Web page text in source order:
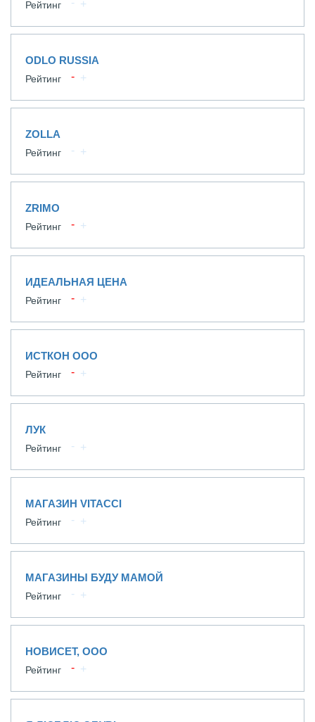
Рейтинг
ODLO RUSSIA
Рейтинг
ZOLLA
Рейтинг
ZRIMO
Рейтинг
ИДЕАЛЬНАЯ ЦЕНА
Рейтинг
ИСТКОН ООО
Рейтинг
ЛУК
Рейтинг
МАГАЗИН VITACCI
Рейтинг
МАГАЗИНЫ БУДУ МАМОЙ
Рейтинг
НОВИСЕТ, ООО
Рейтинг